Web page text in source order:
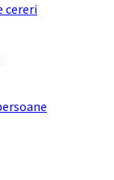
cereri